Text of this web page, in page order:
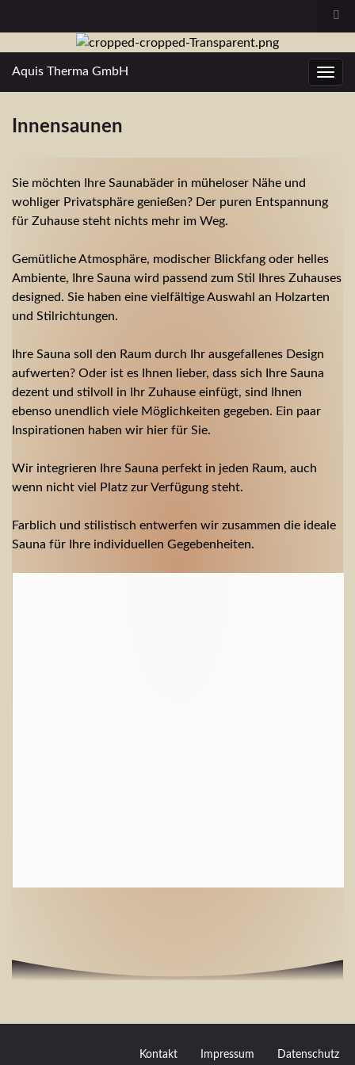
Search for:
Aquis Therma GmbH
Innensaunen
Sie möchten Ihre Saunabäder in müheloser Nähe und
wohliger Privatsphäre genießen? Der puren Entspannung
für Zuhause steht nichts mehr im Weg.
Gemütliche Atmosphäre, modischer Blickfang oder helles
Ambiente, Ihre Sauna wird passend zum Stil Ihres Zuhauses
designed. Sie haben eine vielfältige Auswahl an Holzarten
und Stilrichtungen.
Ihre Sauna soll den Raum durch Ihr ausgefallenes Design
aufwerten? Oder ist es Ihnen lieber, dass sich Ihre Sauna
dezent und stilvoll in Ihr Zuhause einfügt, sind Ihnen
ebenso unendlich viele Möglichkeiten gegeben. Ein paar
Inspirationen haben wir hier für Sie.
Wir integrieren Ihre Sauna perfekt in jeden Raum, auch
wenn nicht viel Platz zur Verfügung steht.
Farblich und stilistisch entwerfen wir zusammen die ideale
Sauna für Ihre individuellen Gegebenheiten.
Kontakt Impressum Datenschutz